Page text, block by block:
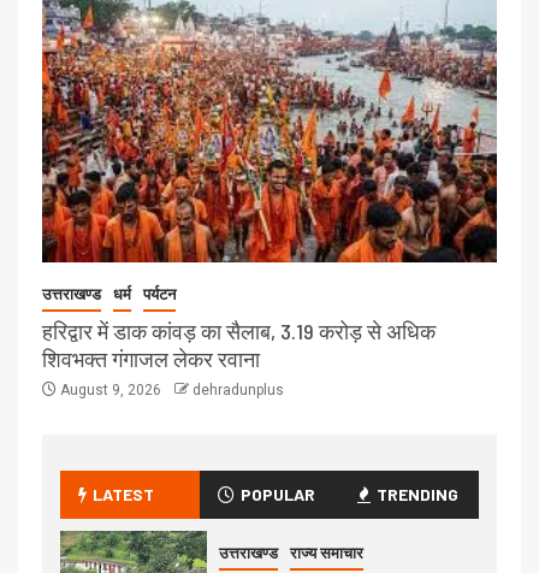
उत्तराखण्ड धर्म पर्यटन
हरिद्वार में डाक कांवड़ का सैलाब, 3.19 करोड़ से अधिक
शिवभक्त गंगाजल लेकर रवाना
August 9, 2026 dehradunplus
LATEST POPULAR TRENDING
उत्तराखण्ड राज्य समाचार